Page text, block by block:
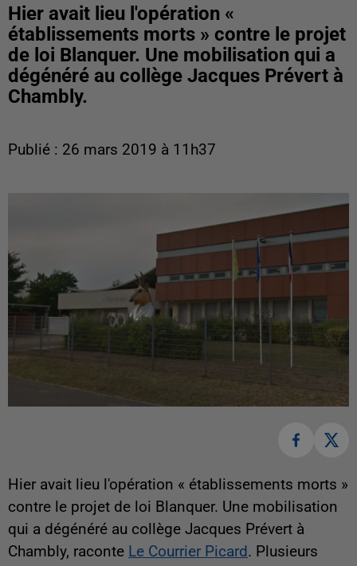
Hier avait lieu l'opération «
établissements morts » contre le projet
de loi Blanquer. Une mobilisation qui a
dégénéré au collège Jacques Prévert à
Chambly.
Publié : 26 mars 2019 à 11h37
Hier avait lieu l'opération « établissements morts »
contre le projet de loi Blanquer. Une mobilisation
qui a dégénéré au collège Jacques Prévert à
Chambly, raconte Le Courrier Picard. Plusieurs